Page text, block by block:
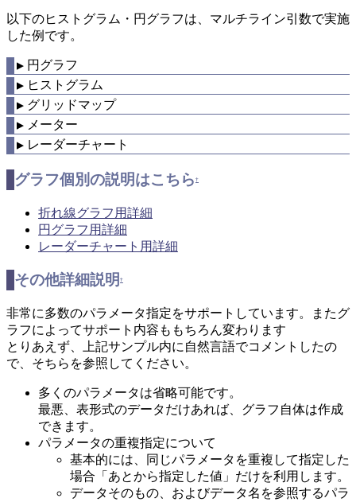
以下のヒストグラム・円グラフは、マルチライン引数で実施
した例です。
▼ 円グラフ
▼ ヒストグラム
▼ グリッドマップ
▼ メーター
▼ レーダーチャート
グラフ個別の説明はこちら †
折れ線グラフ用詳細
円グラフ用詳細
レーダーチャート用詳細
その他詳細説明 †
非常に多数のパラメータ指定をサポートしています。またグ
ラフによってサポート内容ももちろん変わります
とりあえず、上記サンプル内に自然言語でコメントしたの
で、そちらを参照してください。
多くのパラメータは省略可能です。
最悪、表形式のデータだけあれば、グラフ自体は作成
できます。
パラメータの重複指定について
基本的には、同じパラメータを重複して指定した
場合「あとから指定した値」だけを利用します。
データそのもの、およびデータ名を参照するパラ